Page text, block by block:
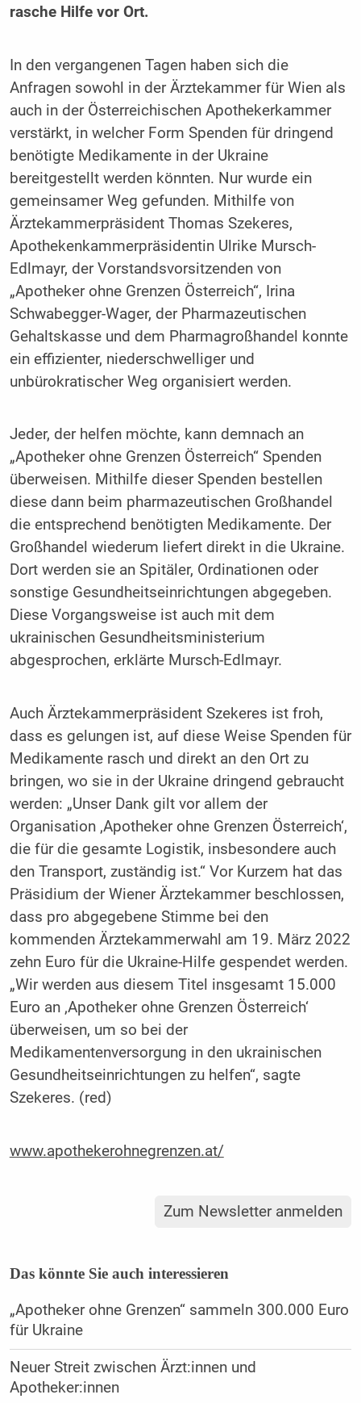
rasche Hilfe vor Ort.
In den vergangenen Tagen haben sich die
Anfragen sowohl in der Ärztekammer für Wien als
auch in der Österreichischen Apothekerkammer
verstärkt, in welcher Form Spenden für dringend
benötigte Medikamente in der Ukraine
bereitgestellt werden könnten. Nur wurde ein
gemeinsamer Weg gefunden. Mithilfe von
Ärztekammerpräsident Thomas Szekeres,
Apothekenkammerpräsidentin Ulrike Mursch-
Edlmayr, der Vorstandsvorsitzenden von
„Apotheker ohne Grenzen Österreich“, Irina
Schwabegger-Wager, der Pharmazeutischen
Gehaltskasse und dem Pharmagroßhandel konnte
ein effizienter, niederschwelliger und
unbürokratischer Weg organisiert werden.
Jeder, der helfen möchte, kann demnach an
„Apotheker ohne Grenzen Österreich“ Spenden
überweisen. Mithilfe dieser Spenden bestellen
diese dann beim pharmazeutischen Großhandel
die entsprechend benötigten Medikamente. Der
Großhandel wiederum liefert direkt in die Ukraine.
Dort werden sie an Spitäler, Ordinationen oder
sonstige Gesundheitseinrichtungen abgegeben.
Diese Vorgangsweise ist auch mit dem
ukrainischen Gesundheitsministerium
abgesprochen, erklärte Mursch-Edlmayr.
Auch Ärztekammerpräsident Szekeres ist froh,
dass es gelungen ist, auf diese Weise Spenden für
Medikamente rasch und direkt an den Ort zu
bringen, wo sie in der Ukraine dringend gebraucht
werden: „Unser Dank gilt vor allem der
Organisation ‚Apotheker ohne Grenzen Österreich‘,
die für die gesamte Logistik, insbesondere auch
den Transport, zuständig ist.“ Vor Kurzem hat das
Präsidium der Wiener Ärztekammer beschlossen,
dass pro abgegebene Stimme bei den
kommenden Ärztekammerwahl am 19. März 2022
zehn Euro für die Ukraine-Hilfe gespendet werden.
„Wir werden aus diesem Titel insgesamt 15.000
Euro an ‚Apotheker ohne Grenzen Österreich‘
überweisen, um so bei der
Medikamentenversorgung in den ukrainischen
Gesundheitseinrichtungen zu helfen“, sagte
Szekeres. (red)
www.apothekerohnegrenzen.at/
Zum Newsletter anmelden
Das könnte Sie auch interessieren
„Apotheker ohne Grenzen“ sammeln 300.000 Euro
für Ukraine
Neuer Streit zwischen Ärzt:innen und
Apotheker:innen